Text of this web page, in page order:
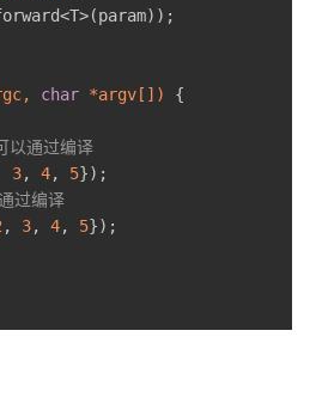
char *argv[]) {
通过编译
3, 4, 5});
过编译
, 3, 4, 5});